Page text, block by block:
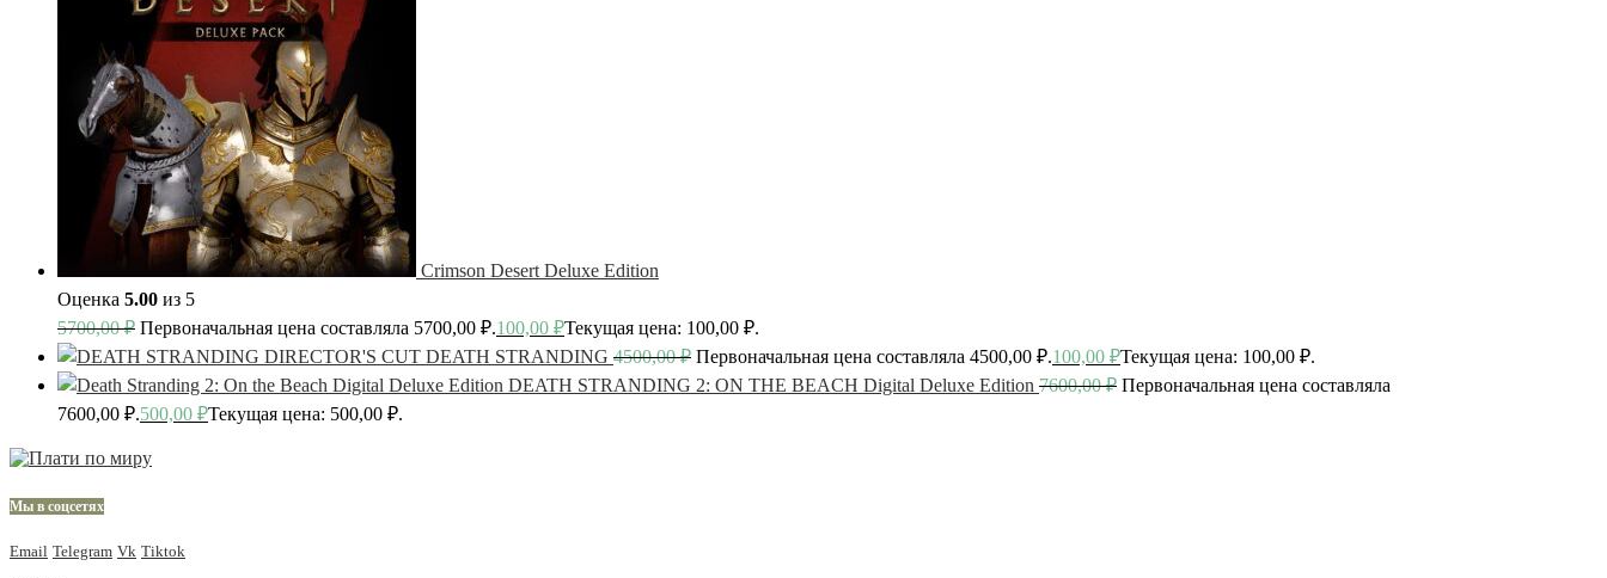
Crimson Desert Deluxe Edition
Оценка 5.00 из 5
5700,00₽ Первоначальная цена составляла 5700,00 ₽.100,00 ₽Текущая цена: 100,00 ₽.
DEATH STRANDING 4500,00₽ Первоначальная цена составляла 4500,00 ₽.100,00 ₽Текущая цена: 100,00 ₽.
DEATH STRANDING 2: ON THE BEACH Digital Deluxe Edition 7600,00₽ Первоначальная цена составляла
7600,00 ₽.500,00 ₽Текущая цена: 500,00 ₽.
Мы в соцсетях
Email Telegram Vk Tiktok